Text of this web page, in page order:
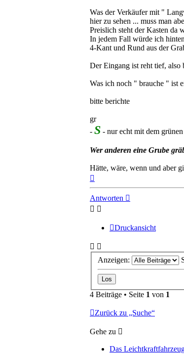
Was der Verkäufer mit "
hier zu sehen ... muss man
Preislich steht der Kasten da
In jedem Fall würde ich
4-Kant und Rund aus der
Der Eingang ist reht tief, also
Was ich noch " brauche " ist
bitte berichte
gr
- S - nur echt mit dem
Wer anderen eine Grube
Hätte, wäre, wenn und aber
Antworten
Druckansicht
Anzeigen:
4 Beiträge • Seite 1 von 1
Zurück zu „Suche“
Gehe zu
Das